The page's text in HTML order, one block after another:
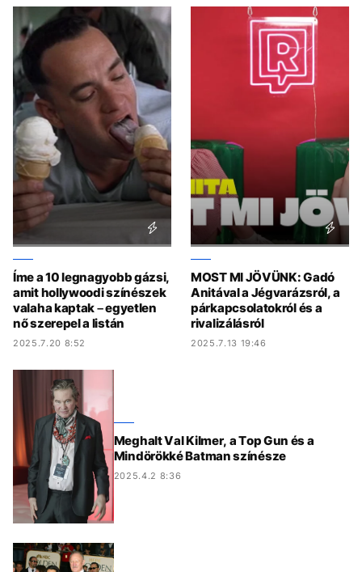
Íme a 10 legnagyobb gázsi,
amit hollywoodi színészek
valaha kaptak – egyetlen
nő szerepel a listán
2025.7.20 8:52
MOST MI JÖVÜNK: Gadó
Anitával a Jégvarázsról, a
párkapcsolatokról és a
rivalizálásról
2025.7.13 19:46
Meghalt Val Kilmer, a Top Gun és a
Mindörökké Batman színésze
2025.4.2 8:36